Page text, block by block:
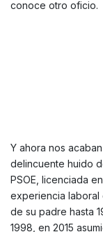
conoce otro oficio.
Y ahora nos
delincuente huido
PSOE, licenciada
experiencia laboral
de su padre hasta
1998, en 2015